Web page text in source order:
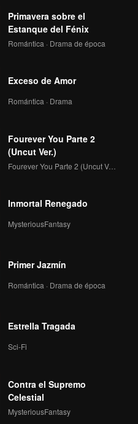
Primavera sobre el
Estanque del Fénix
Romántica · Drama de época
Exceso de Amor
Romántica · Drama
Fourever You Parte 2
(Uncut Ver.)
Fourever You Parte 2 (Uncut Ver.)
Inmortal Renegado
MysteriousFantasy
Primer Jazmín
Romántica · Drama de época
Estrella Tragada
Sci-Fi
Contra el Supremo
Celestial
MysteriousFantasy